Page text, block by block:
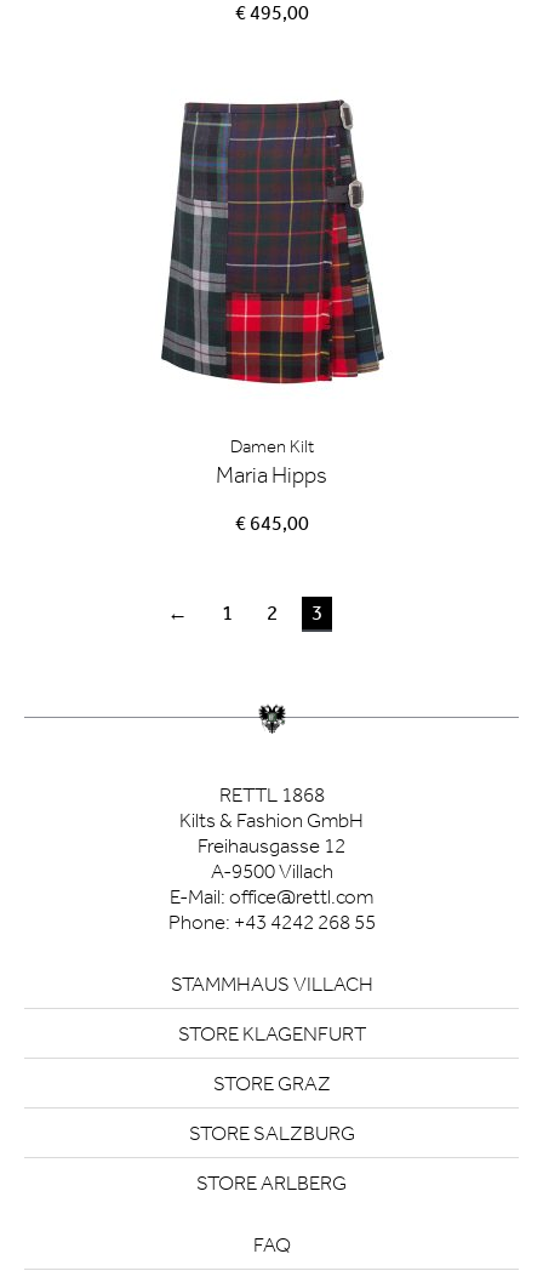
€ 495,00
Damen Kilt
Maria Hipps
€ 645,00
← 1 2 3
RETTL 1868
Kilts & Fashion GmbH
Freihausgasse 12
A-9500 Villach
E-Mail: office@rettl.com
Phone: +43 4242 268 55
STAMMHAUS VILLACH
STORE KLAGENFURT
STORE GRAZ
STORE SALZBURG
STORE ARLBERG
FAQ